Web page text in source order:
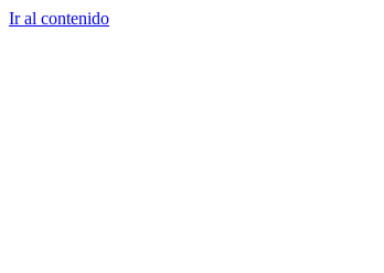
Ir al contenido